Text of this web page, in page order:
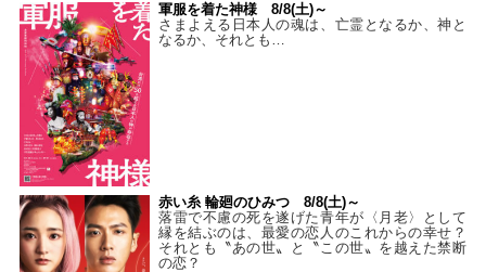
軍服を着た神様 8/8(土)～
さまよえる日本人の魂は、亡霊となるか、神と
なるか、それとも…
赤い糸 輪廻のひみつ 8/8(土)～
落雷で不慮の死を遂げた青年が〈月老〉として
縁を結ぶのは、最愛の恋人のこれからの幸せ？
それとも〝あの世〟と〝この世〟を越えた禁断
の恋？